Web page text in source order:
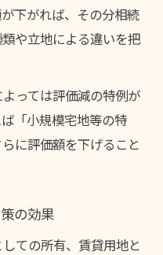
下がれば、その分相続
や立地による違いを把
っては評価減の特例が
「小規模宅地等の特
に評価額を下げること
の効果
ての所有、賃貸用地と